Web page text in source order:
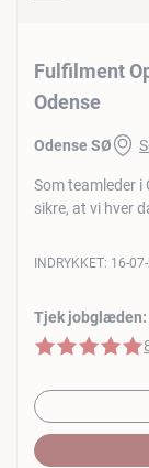
Fulfilment
Odense
Odense SØ
Som teamleder
sikre, at vi hver
Tjek jobglæden:
5 af 5 stjerner
INDRYKKET: 16-